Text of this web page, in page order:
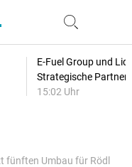
E-Fuel Group und
Strategische
15:02 Uhr
fünften Umbau für Rödl